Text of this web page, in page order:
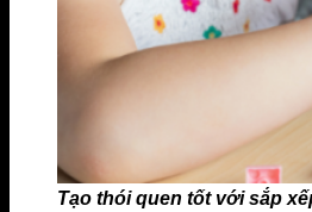
Tạo thói quen tốt với sắp